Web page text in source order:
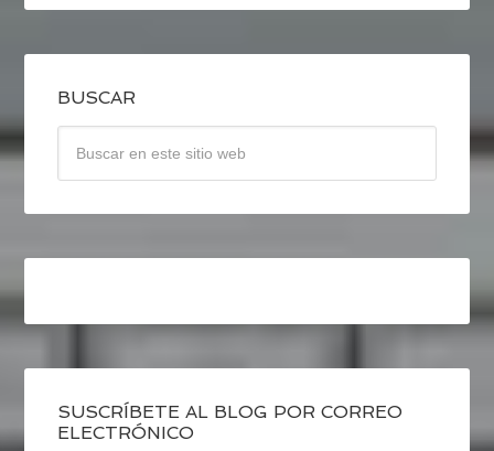
BUSCAR
SUSCRÍBETE AL BLOG POR CORREO
ELECTRÓNICO